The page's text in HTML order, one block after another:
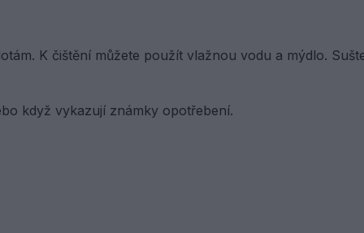
K čištění můžete použít vlažnou vodu a mýdlo.
když vykazují známky opotřebení.